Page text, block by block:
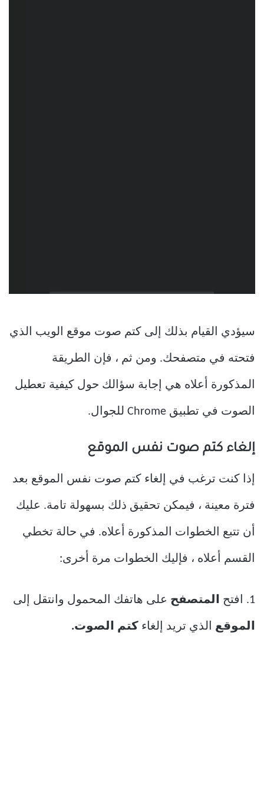
سيؤدي القيام بذلك إلى كتم صوت موقع الويب الذي
فتحته في متصفحك. ومن ثم ، فإن الطريقة
المذكورة أعلاه هي إجابة سؤالك حول كيفية تعطيل
الصوت في تطبيق Chrome للجوال.
إلغاء كتم صوت نفس الموقع
إذا كنت ترغب في إلغاء كتم صوت نفس الموقع بعد
فترة معينة ، فيمكن تحقيق ذلك بسهولة تامة. عليك
أن تتبع الخطوات المذكورة أعلاه. في حالة تخطي
القسم أعلاه ، فإليك الخطوات مرة أخرى:
1. افتح المتصفح على هاتفك المحمول وانتقل إلى
الموقع الذي تريد إلغاء كتم الصوت.